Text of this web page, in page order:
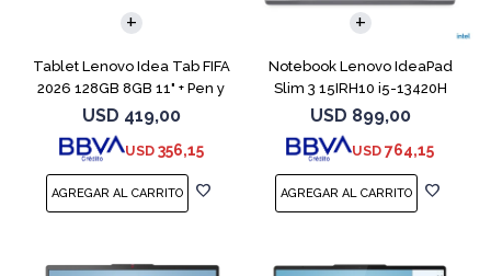
Tablet Lenovo Idea Tab FIFA
2026 128GB 8GB 11" + Pen y
Funda
USD 419,00
USD 356,15
Notebook Lenovo IdeaPad
Slim 3 15IRH10 i5-13420H
512GB 8GB G
USD 899,00
USD 764,15